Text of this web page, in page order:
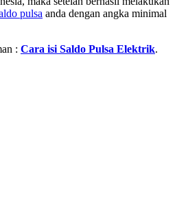
pulsa anda dengan angka minimal
: Cara isi Saldo Pulsa Elektrik.